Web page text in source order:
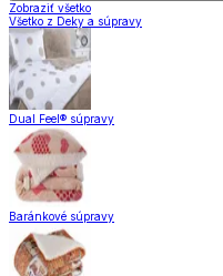
Zobraziť všetko
Všetko z Deky a súpravy
Dual Feel® súpravy
Baránkové súpravy